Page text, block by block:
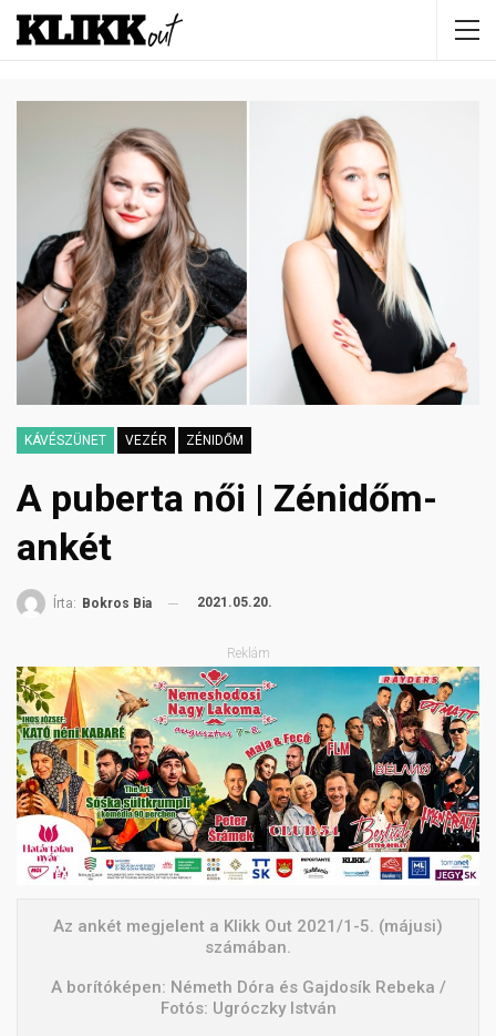
KÁVÉSZÜNET VEZÉR ZÉNIDŐM
A puberta női | Zénidőm-
ankét
Írta: Bokros Bia 2021.05.20.
Reklám
Az ankét megjelent a Klikk Out 2021/1-5. (májusi)
számában.
A borítóképen: Németh Dóra és Gajdosík Rebeka /
Fotós: Ugróczky István